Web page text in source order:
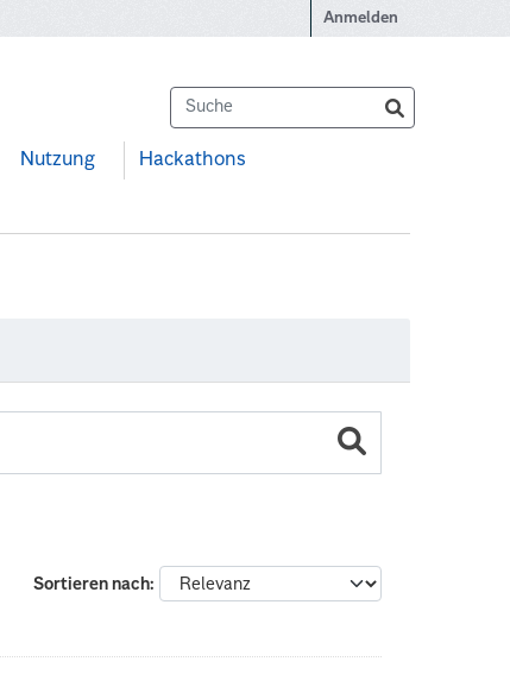
Anmelden
Nutzung Hackathons
Sortieren nach